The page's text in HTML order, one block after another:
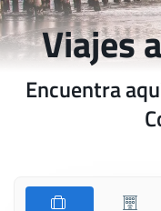
Viajes
Encuentra